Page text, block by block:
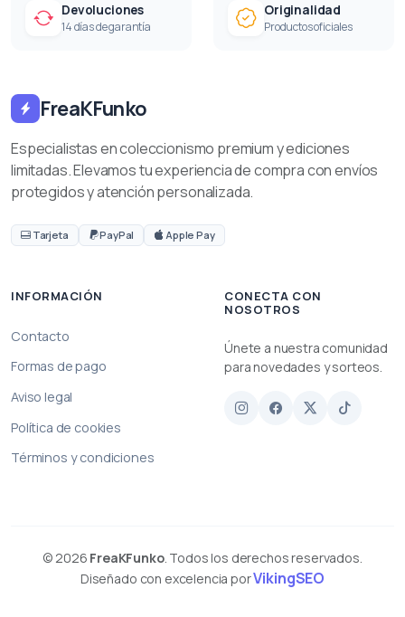
Devoluciones
14 días de garantía
Originalidad
Productos oficiales
FreaKFunko
Especialistas en coleccionismo premium y ediciones
limitadas. Elevamos tu experiencia de compra con envíos
protegidos y atención personalizada.
Tarjeta PayPal Apple Pay
INFORMACIÓN
Contacto
Formas de pago
Aviso legal
Política de cookies
Términos y condiciones
CONECTA CON
NOSOTROS
Únete a nuestra comunidad
para novedades y sorteos.
© 2026 FreaKFunko. Todos los derechos reservados.
Diseñado con excelencia porVikingSEO